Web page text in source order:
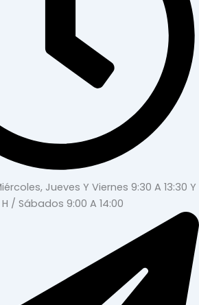
Jueves Y Viernes 9:30 A 13:30 Y
H / Sábados 9:00 A 14:00